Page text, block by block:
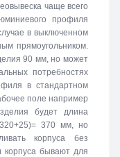
чаще всего
профиля
в выключенном
прямоугольником.
90 мм, но может
потребностях
в стандартном
поле например
будет длина
370 мм, но
корпуса без
корпуса бывают для